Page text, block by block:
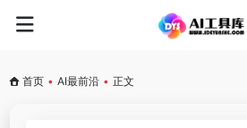
首页 • AI最前沿 • 正文